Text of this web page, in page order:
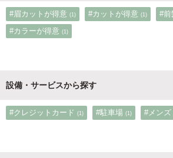
#眉カットが得意 (1) #カットが得意 (1) #前
#カラーが得意 (1)
設備・サービスから探す
#クレジットカード (1) #駐車場 (1) #メンズ